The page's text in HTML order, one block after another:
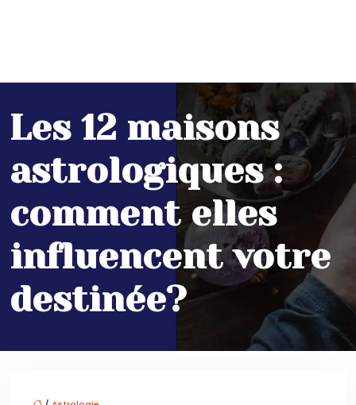
Les 12 maisons
astrologiques :
comment elles
influencent votre
destinée?